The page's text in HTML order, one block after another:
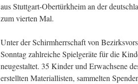
aus Stuttgart-Obertürkheim an der
zum vierten Mal.
Unter der Schirmherrschaft von
Sonntag zahlreiche Spielgeräte für die
neugestaltet. 35 Kinder und Erwachsene
erstellten Materiallisten, sammelten